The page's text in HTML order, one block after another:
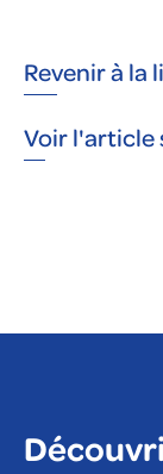
Revenir à la
Voir l'article